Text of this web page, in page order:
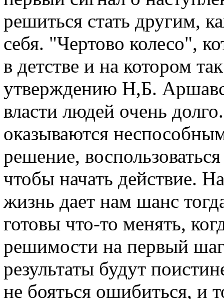
решиться стать другим,
себя. "Чертово колесо",
в детстве и на котором
утверждению Н,Б.
власти людей очень
оказываются
решение,
чтобы начать действие.
жизнь дает нам шанс
готовы что-то менять,
решимости на первый
результаты будут
не бояться ошибиться, и